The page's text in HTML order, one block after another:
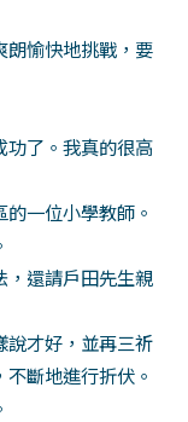
愉快地挑戰，要
了。我真的很高
一位小學教師。
還請戶田先生親
才好，並再三祈
斷地進行折伏。